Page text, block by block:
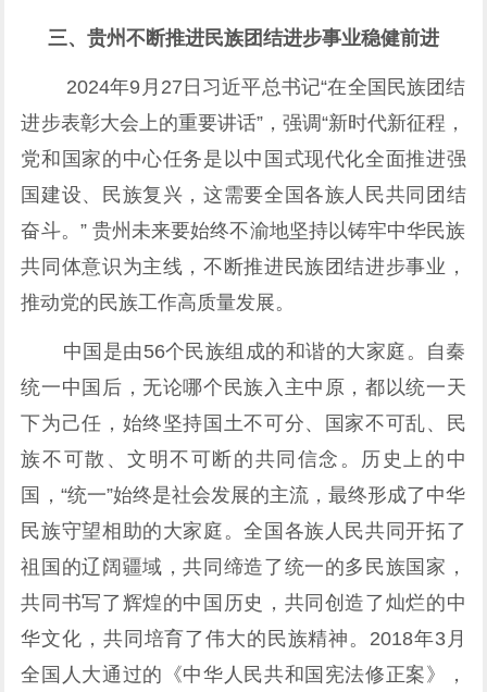
三、贵州不断推进民族团结进步事业稳健前进
2024年9月27日习近平总书记“在全国民族团结
进步表彰大会上的重要讲话”，强调“新时代新征程，
党和国家的中心任务是以中国式现代化全面推进强
国建设、民族复兴，这需要全国各族人民共同团结
奋斗。” 贵州未来要始终不渝地坚持以铸牢中华民族
共同体意识为主线，不断推进民族团结进步事业，
推动党的民族工作高质量发展。
中国是由56个民族组成的和谐的大家庭。自秦
统一中国后，无论哪个民族入主中原，都以统一天
下为己任，始终坚持国土不可分、国家不可乱、民
族不可散、文明不可断的共同信念。历史上的中
国，“统一”始终是社会发展的主流，最终形成了中华
民族守望相助的大家庭。全国各族人民共同开拓了
祖国的辽阔疆域，共同缔造了统一的多民族国家，
共同书写了辉煌的中国历史，共同创造了灿烂的中
华文化，共同培育了伟大的民族精神。2018年3月
全国人大通过的《中华人民共和国宪法修正案》，